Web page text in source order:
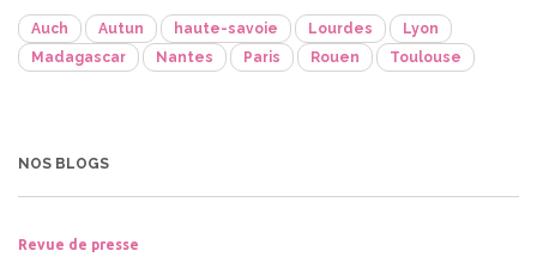
Auch Autun haute-savoie Lourdes
Lyon
Madagascar
Nantes Paris Rouen Toulouse
NOS BLOGS
Revue de presse